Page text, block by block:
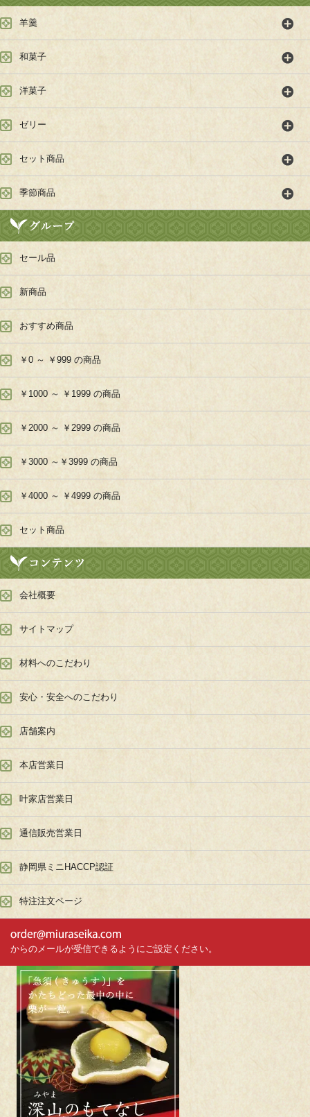
羊羹
和菓子
洋菓子
ゼリー
セット商品
季節商品
セール品
新商品
おすすめ商品
￥0 ～ ￥999 の商品
￥1000 ～ ￥1999 の商品
￥2000 ～ ￥2999 の商品
￥3000 ～￥3999 の商品
￥4000 ～ ￥4999 の商品
セット商品
会社概要
サイトマップ
材料へのこだわり
安心・安全へのこだわり
店舗案内
本店営業日
叶家店営業日
通信販売営業日
静岡県ミニHACCP認証
特注注文ページ
からのメールが受信できるようにご設定ください。